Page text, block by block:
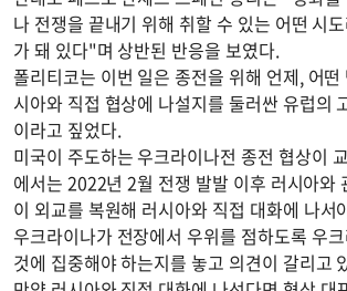
나 전쟁을 끝내기 위해 취할 수 있는 어떤 시
가 돼 있다"며 상반된 반응을 보였다.
폴리티코는 이번 일은 종전을 위해 언제, 어
시아와 직접 협상에 나설지를 둘러싼 유럽의
이라고 짚었다.
미국이 주도하는 우크라이나전 종전 협상이
에서는 2022년 2월 전쟁 발발 이후 러시아와
이 외교를 복원해 러시아와 직접 대화에 나서
우크라이나가 전장에서 우위를 점하도록 우
것에 집중해야 하는지를 놓고 의견이 갈리고